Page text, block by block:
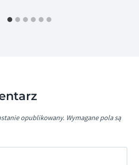
opublikowany. Wymagane pola są